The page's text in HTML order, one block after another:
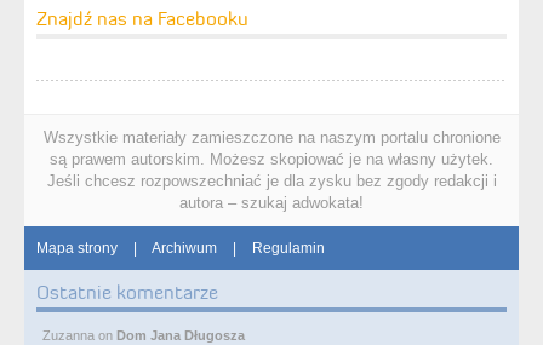
Znajdź nas na Facebooku
Wszystkie materiały zamieszczone na naszym portalu chronione
są prawem autorskim. Możesz skopiować je na własny użytek.
Jeśli chcesz rozpowszechniać je dla zysku bez zgody redakcji i
autora – szukaj adwokata!
Mapa strony | Archiwum | Regulamin
Ostatnie komentarze
Zuzanna on Dom Jana Długosza